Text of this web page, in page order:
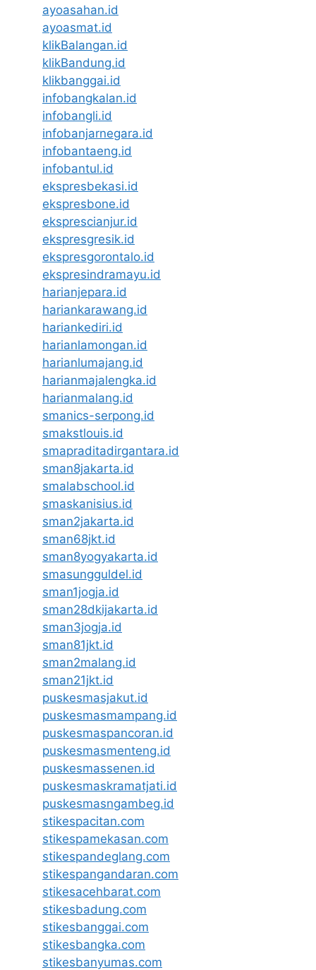
ayoasahan.id
ayoasmat.id
klikBalangan.id
klikBandung.id
klikbanggai.id
infobangkalan.id
infobangli.id
infobanjarnegara.id
infobantaeng.id
infobantul.id
ekspresbekasi.id
ekspresbone.id
eksprescianjur.id
ekspresgresik.id
ekspresgorontalo.id
ekspresindramayu.id
harianjepara.id
hariankarawang.id
hariankediri.id
harianlamongan.id
harianlumajang.id
harianmajalengka.id
harianmalang.id
smanics-serpong.id
smakstlouis.id
smapraditadirgantara.id
sman8jakarta.id
smalabschool.id
smaskanisius.id
sman2jakarta.id
sman68jkt.id
sman8yogyakarta.id
smasungguldel.id
sman1jogja.id
sman28dkijakarta.id
sman3jogja.id
sman81jkt.id
sman2malang.id
sman21jkt.id
puskesmasjakut.id
puskesmasmampang.id
puskesmaspancoran.id
puskesmasmenteng.id
puskesmassenen.id
puskesmaskramatjati.id
puskesmasngambeg.id
stikespacitan.com
stikespamekasan.com
stikespandeglang.com
stikespangandaran.com
stikesacehbarat.com
stikesbadung.com
stikesbanggai.com
stikesbangka.com
stikesbanyumas.com